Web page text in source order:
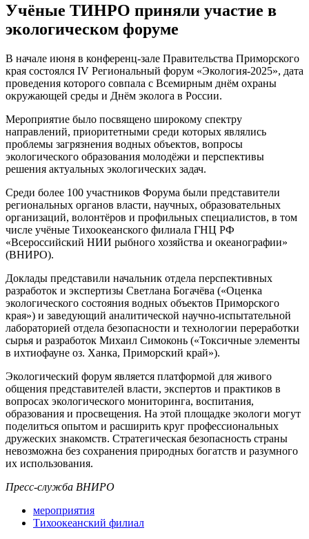
Учёные ТИНРО приняли участие в
экологическом форуме
В начале июня в конференц-зале Правительства Приморского
края состоялся IV Региональный форум «Экология-2025», дата
проведения которого совпала с Всемирным днём охраны
окружающей среды и Днём эколога в России.
Мероприятие было посвящено широкому спектру
направлений, приоритетными среди которых являлись
проблемы загрязнения водных объектов, вопросы
экологического образования молодёжи и перспективы
решения актуальных экологических задач.
Среди более 100 участников Форума были представители
региональных органов власти, научных, образовательных
организаций, волонтёров и профильных специалистов, в том
числе учёные Тихоокеанского филиала ГНЦ РФ
«Всероссийский НИИ рыбного хозяйства и океанографии»
(ВНИРО).
Доклады представили начальник отдела перспективных
разработок и экспертизы Светлана Богачёва («Оценка
экологического состояния водных объектов Приморского
края») и заведующий аналитической научно-испытательной
лабораторией отдела безопасности и технологии переработки
сырья и разработок Михаил Симоконь («Токсичные элементы
в ихтиофауне оз. Ханка, Приморский край»).
Экологический форум является платформой для живого
общения представителей власти, экспертов и практиков в
вопросах экологического мониторинга, воспитания,
образования и просвещения. На этой площадке экологи могут
поделиться опытом и расширить круг профессиональных
дружеских знакомств. Стратегическая безопасность страны
невозможна без сохранения природных богатств и разумного
их использования.
Пресс-служба ВНИРО
мероприятия
Тихоокеанский филиал